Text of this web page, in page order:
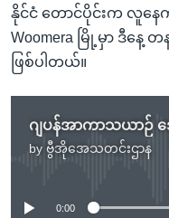
နိုင်ငံ တောင်ပိုင်းက လူနေ
Woomera မြို့မှာ ဒီနေ့
ဖြစ်ပါတယ်။
by ဗွီအိုအေသတင်းဌာန
No media
0:00